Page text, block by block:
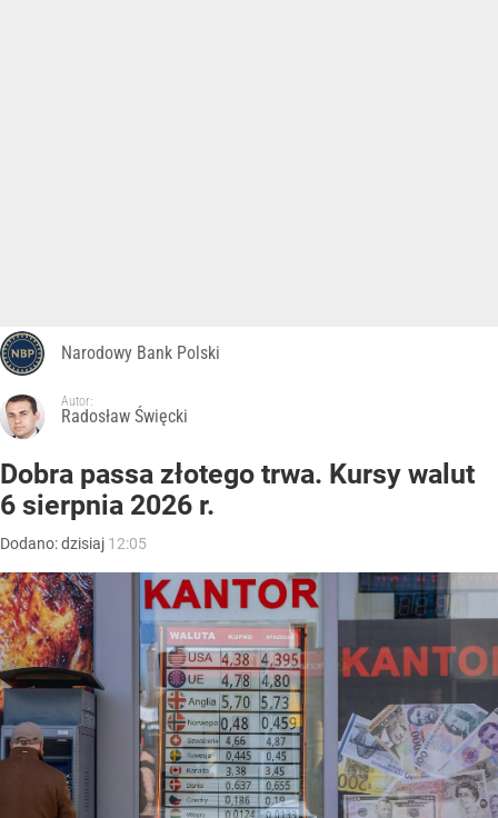
Narodowy Bank Polski
Autor:
Radosław Święcki
Dobra passa złotego trwa. Kursy walut
6 sierpnia 2026 r.
Dodano:dzisiaj 12:05